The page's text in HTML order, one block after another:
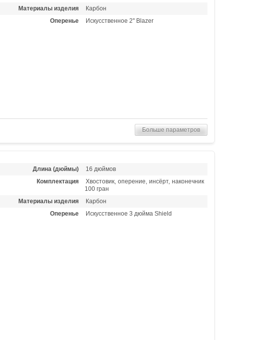
Материалы изделия
Карбон
Оперенье
Искусственное 2'' Blazer
Больше параметров
Длина (дюймы)
16 дюймов
Комплектация
Хвостовик, оперение, инсёрт, наконечник
100 гран
Материалы изделия
Карбон
Оперенье
Искусственное 3 дюйма Shield